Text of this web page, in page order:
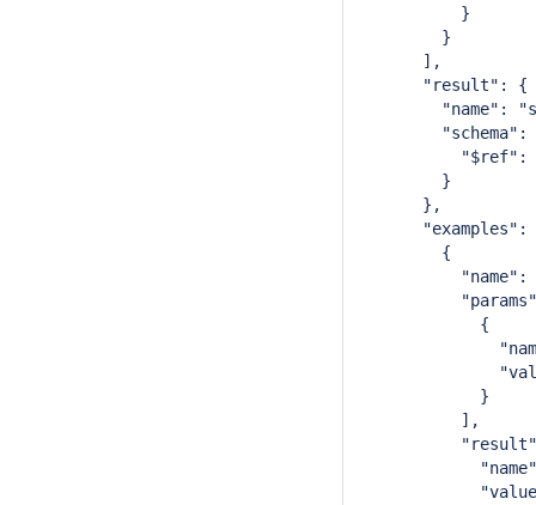
}
}
],
"result": {
"name":
"schema":
"$ref": "#/
}
},
"examples":
{
"name":
{
"name":
"value":
}
],
"name":